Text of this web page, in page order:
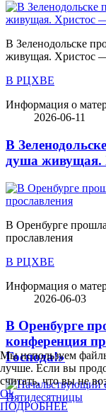
В Зеленодольске
живущая. Христос
В РЦХВЕ
Информация о
2026-06-11
В
душа живущая.
В Оренбурге
прославления
В РЦХВЕ
Информация о
2026-06-03
В Оренбурге
конференция
Господа!»
Мы используем
лучше. Если вы
считать, что вы не
Ok
ПОДРОБНЕЕ